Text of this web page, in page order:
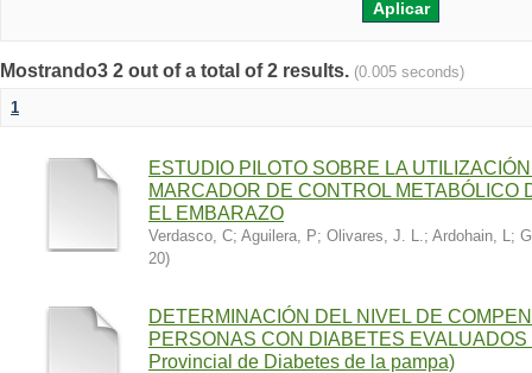
Mostrando3 2 out of a total of 2 results. (0.005 seconds)
1
ESTUDIO PILOTO SOBRE LA
MARCADOR DE CONTROL METABÓLICO
EL EMBARAZO
Verdasco, C; Aguilera, P; Olivares, J. L.; Ardohain, L;
20)
DETERMINACIÓN DEL NIVEL DE
PERSONAS CON DIABETES
Provincial de Diabetes de la pampa)